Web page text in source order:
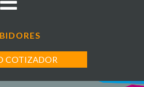
COTIZADOR